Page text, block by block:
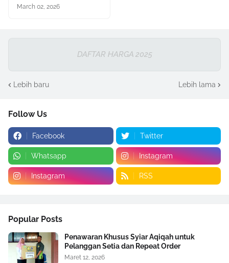
March 02, 2026
DAFTAR HARGA 2025
Lebih baru Lebih lama
Follow Us
Facebook Twitter
Whatsapp Instagram
Instagram RSS
Popular Posts
Penawaran Khusus Syiar Aqiqah untuk
Pelanggan Setia dan Repeat Order
Maret 12, 2026